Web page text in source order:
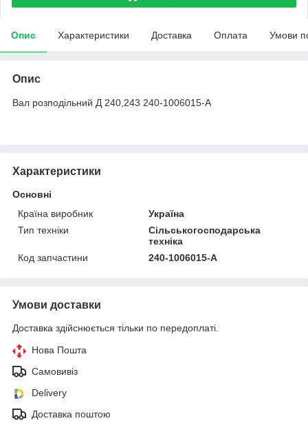
Опис Характеристики Доставка Оплата Умови
Опис
Вал розподільний Д 240,243 240-1006015-А
Характеристики
Основні
Країна виробник
Україна
Тип техніки
Сільськогосподарська
техніка
Код запчастини
240-1006015-A
Умови доставки
Доставка здійснюється тільки по передоплаті.
Нова Пошта
Самовивіз
Delivery
Доставка поштою